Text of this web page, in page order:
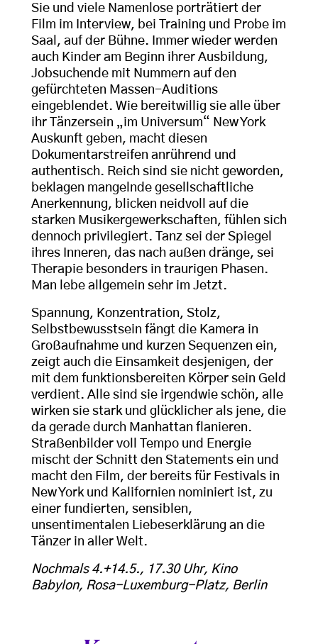
Sie und viele Namenlose porträtiert der
Film im Interview, bei Training und Probe im
Saal, auf der Bühne. Immer wieder werden
auch Kinder am Beginn ihrer Ausbildung,
Jobsuchende mit Nummern auf den
gefürchteten Massen-Auditions
eingeblendet. Wie bereitwillig sie alle über
ihr Tänzersein „im Universum“ New York
Auskunft geben, macht diesen
Dokumentarstreifen anrührend und
authentisch. Reich sind sie nicht geworden,
beklagen mangelnde gesellschaftliche
Anerkennung, blicken neidvoll auf die
starken Musikergewerkschaften, fühlen sich
dennoch privilegiert. Tanz sei der Spiegel
ihres Inneren, das nach außen dränge, sei
Therapie besonders in traurigen Phasen.
Man lebe allgemein sehr im Jetzt.
Spannung, Konzentration, Stolz,
Selbstbewusstsein fängt die Kamera in
Großaufnahme und kurzen Sequenzen ein,
zeigt auch die Einsamkeit desjenigen, der
mit dem funktionsbereiten Körper sein Geld
verdient. Alle sind sie irgendwie schön, alle
wirken sie stark und glücklicher als jene, die
da gerade durch Manhattan flanieren.
Straßenbilder voll Tempo und Energie
mischt der Schnitt den Statements ein und
macht den Film, der bereits für Festivals in
New York und Kalifornien nominiert ist, zu
einer fundierten, sensiblen,
unsentimentalen Liebeserklärung an die
Tänzer in aller Welt.
Nochmals 4.+14.5., 17.30 Uhr, Kino
Babylon, Rosa-Luxemburg-Platz, Berlin